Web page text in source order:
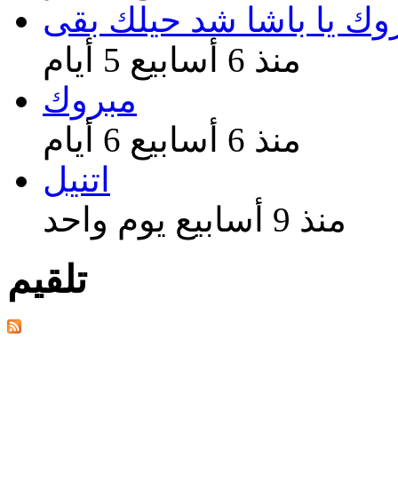
يا باشا شد حيلك بقى
منذ 6 أسابيع 5 أيام
مبروك
منذ 6 أسابيع 6 أيام
اتنيل
منذ 9 أسابيع يوم واحد
تلقيم